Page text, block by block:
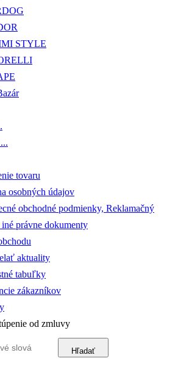
STYLE
tovaru
osobných údajov
obchodné podmienky, Reklamačný
právne dokumenty
aktuality
tabuľky
zákazníkov
od zmluvy